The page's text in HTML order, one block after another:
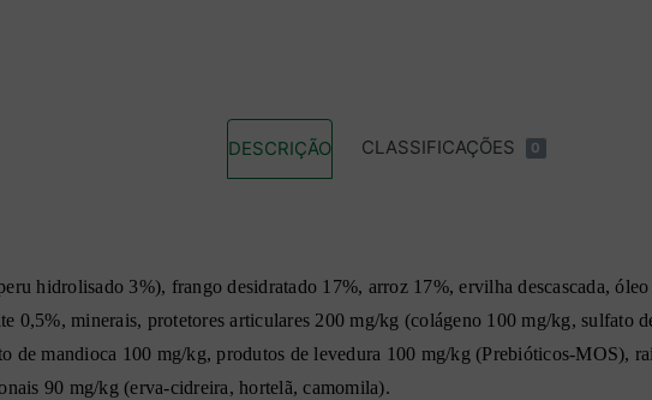
DESCRIÇÃO CLASSIFICAÇÕES 0
hidrolisado 3%), frango desidratado 17%, arroz 17%, ervilha descascada,
0,5%, minerais, protetores articulares 200 mg/kg (colágeno 100 mg/kg, sulfato
mandioca 100 mg/kg, produtos de levedura 100 mg/kg (Prebióticos-MOS),
90 mg/kg (erva-cidreira, hortelã, camomila).